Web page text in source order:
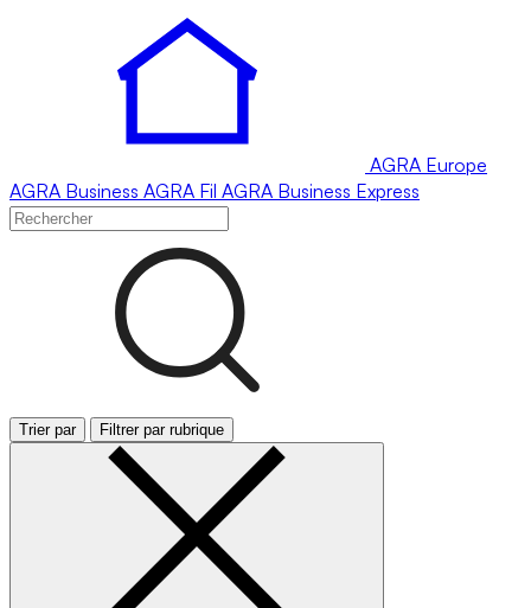
AGRA Europe
AGRA Business AGRA Fil AGRA Business Express
Trier par Filtrer par rubrique